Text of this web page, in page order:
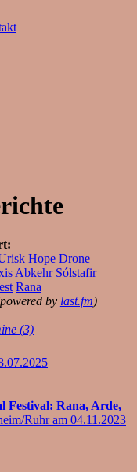
Hope Drone
Abkehr Sólstafir
Rana
by last.fm)
(3)
Festival: Rana, Arde,
Ruhr am 04.11.2023